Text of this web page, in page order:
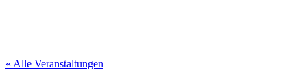
« Alle Veranstaltungen